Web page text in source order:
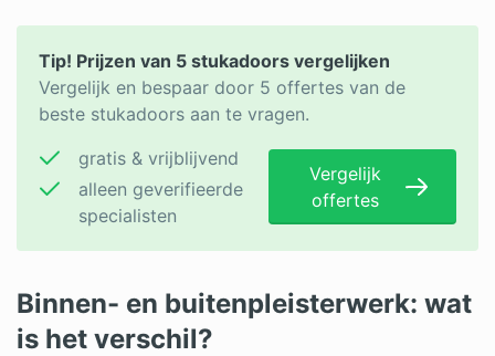
Tip! Prijzen van 5 stukadoors vergelijken
Vergelijk en bespaar door 5 offertes van de
beste stukadoors aan te vragen.
gratis & vrijblijvend
alleen geverifieerde
specialisten
Vergelijk
offertes
Binnen- en buitenpleisterwerk: wat
is het verschil?